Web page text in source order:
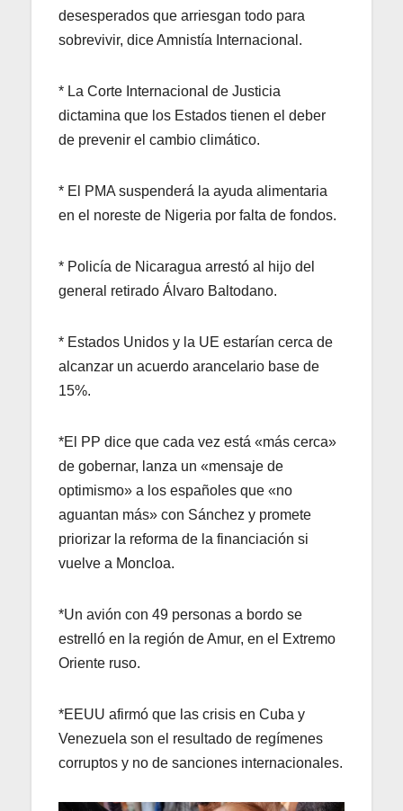
desesperados que arriesgan todo para
sobrevivir, dice Amnistía Internacional.
* La Corte Internacional de Justicia
dictamina que los Estados tienen el deber
de prevenir el cambio climático.
* El PMA suspenderá la ayuda alimentaria
en el noreste de Nigeria por falta de fondos.
* Policía de Nicaragua arrestó al hijo del
general retirado Álvaro Baltodano.
* Estados Unidos y la UE estarían cerca de
alcanzar un acuerdo arancelario base de
15%.
*El PP dice que cada vez está «más cerca»
de gobernar, lanza un «mensaje de
optimismo» a los españoles que «no
aguantan más» con Sánchez y promete
priorizar la reforma de la financiación si
vuelve a Moncloa.
*Un avión con 49 personas a bordo se
estrelló en la región de Amur, en el Extremo
Oriente ruso.
*EEUU afirmó que las crisis en Cuba y
Venezuela son el resultado de regímenes
corruptos y no de sanciones internacionales.